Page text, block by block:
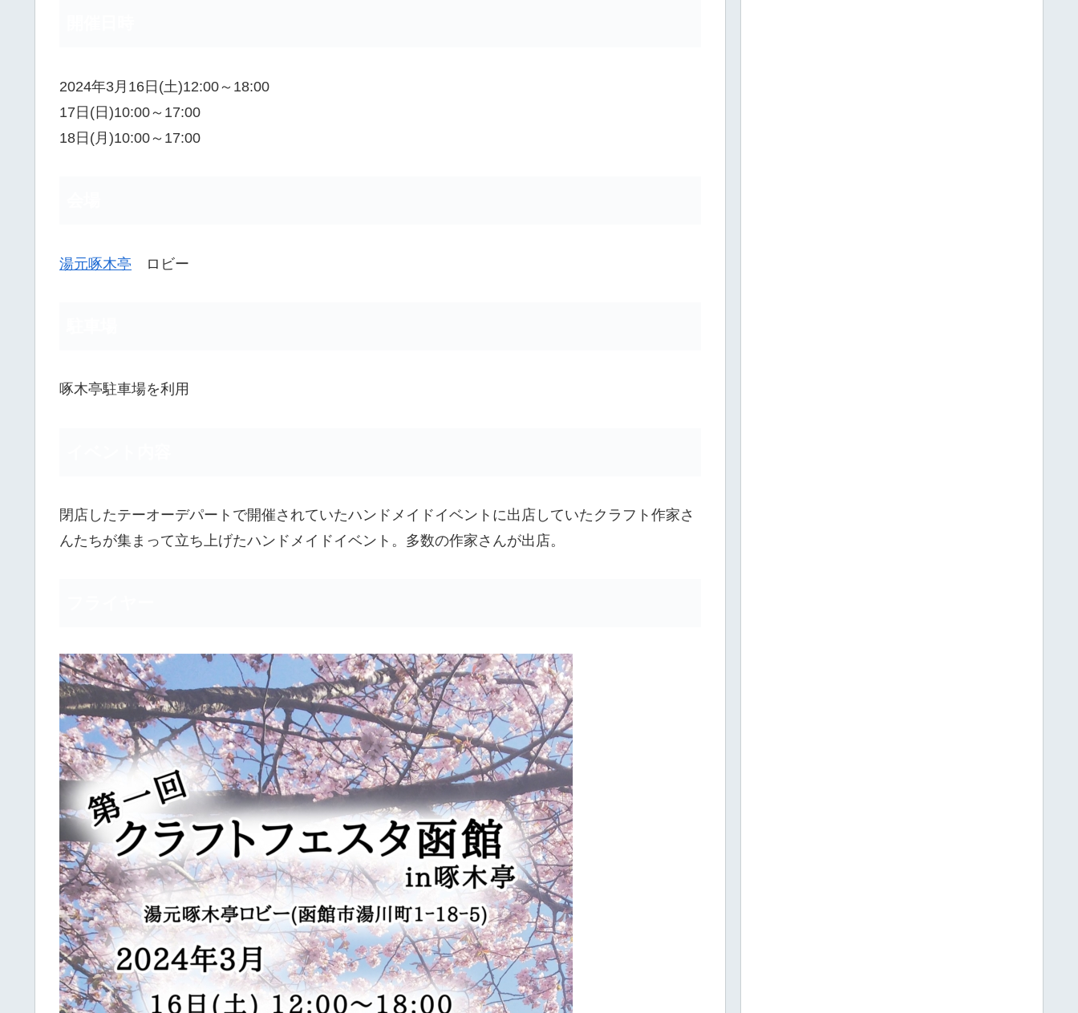
2024年3月16日(土)12:00～18:00
17日(日)10:00～17:00
18日(月)10:00～17:00
湯元啄木亭 ロビー
啄木亭駐車場を利用
閉店したテーオーデパートで開催されていたハンドメイドイベントに出店していたクラフト作家さ
んたちが集まって立ち上げたハンドメイドイベント。多数の作家さんが出店。